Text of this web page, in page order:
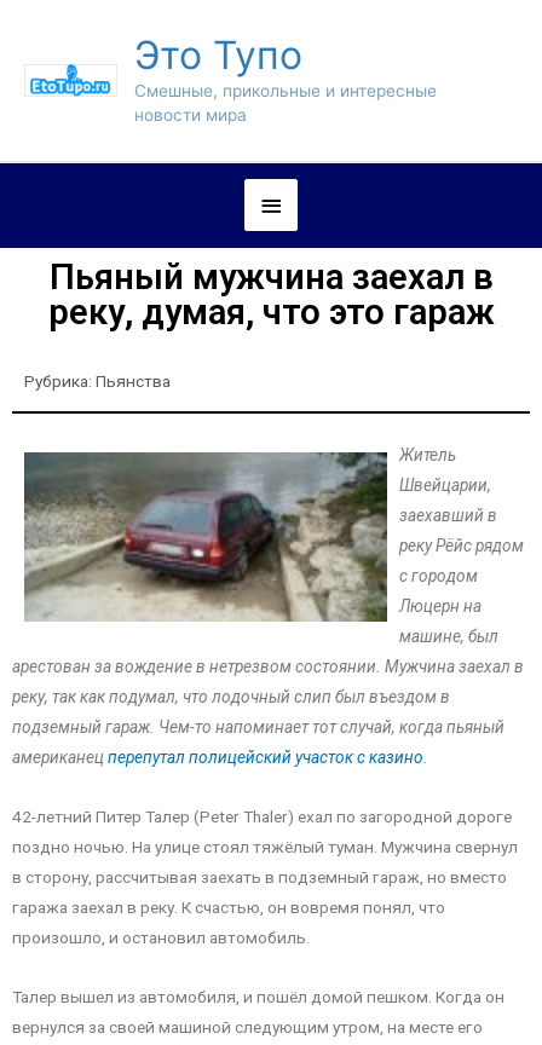
Это Тупо
Смешные, прикольные и интересные
новости мира
Пьяный мужчина заехал в
реку, думая, что это гараж
Рубрика: Пьянства
Житель
Швейцарии,
заехавший в
реку Рёйс рядом
с городом
Люцерн на
машине, был
арестован за вождение в нетрезвом состоянии. Мужчина заехал в
реку, так как подумал, что лодочный слип был въездом в
подземный гараж. Чем-то напоминает тот случай, когда пьяный
американец перепутал полицейский участок с казино
42-летний Питер Талер (Peter Thaler) ехал по загородной дороге
поздно ночью. На улице стоял тяжёлый туман. Мужчина свернул
в сторону, рассчитывая заехать в подземный гараж, но вместо
гаража заехал в реку. К счастью, он вовремя понял, что
произошло, и остановил автомобиль.
Талер вышел из автомобиля, и пошёл домой пешком. Когда он
вернулся за своей машиной следующим утром, на месте его